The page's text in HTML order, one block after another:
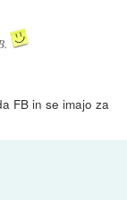
FB in se imajo za